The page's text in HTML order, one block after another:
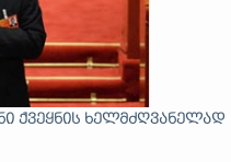
ქვეყნის ხელმძღვანელად